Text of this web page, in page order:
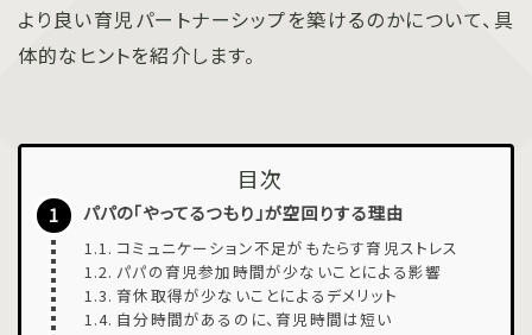
より良い育児パートナーシップを築けるのかについて、具
体的なヒントを紹介します。
目次
パパの「やってるつもり」が空回りする理由
コミュニケーション不足がもたらす育児ストレス
パパの育児参加時間が少ないことによる影響
育休取得が少ないことによるデメリット
自分時間があるのに、育児時間は短い